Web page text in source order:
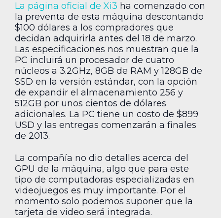
La página oficial de Xi3 ha comenzado con
la preventa de esta máquina descontando
$100 dólares a los compradores que
decidan adquirirla antes del 18 de marzo.
Las especificaciones nos muestran que la
PC incluirá un procesador de cuatro
núcleos a 3.2GHz, 8GB de RAM y 128GB de
SSD en la versión estándar, con la opción
de expandir el almacenamiento 256 y
512GB por unos cientos de dólares
adicionales. La PC tiene un costo de $899
USD y las entregas comenzarán a finales
de 2013.
La compañía no dio detalles acerca del
GPU de la máquina, algo que para este
tipo de computadoras especializadas en
videojuegos es muy importante. Por el
momento solo podemos suponer que la
tarjeta de video será integrada.